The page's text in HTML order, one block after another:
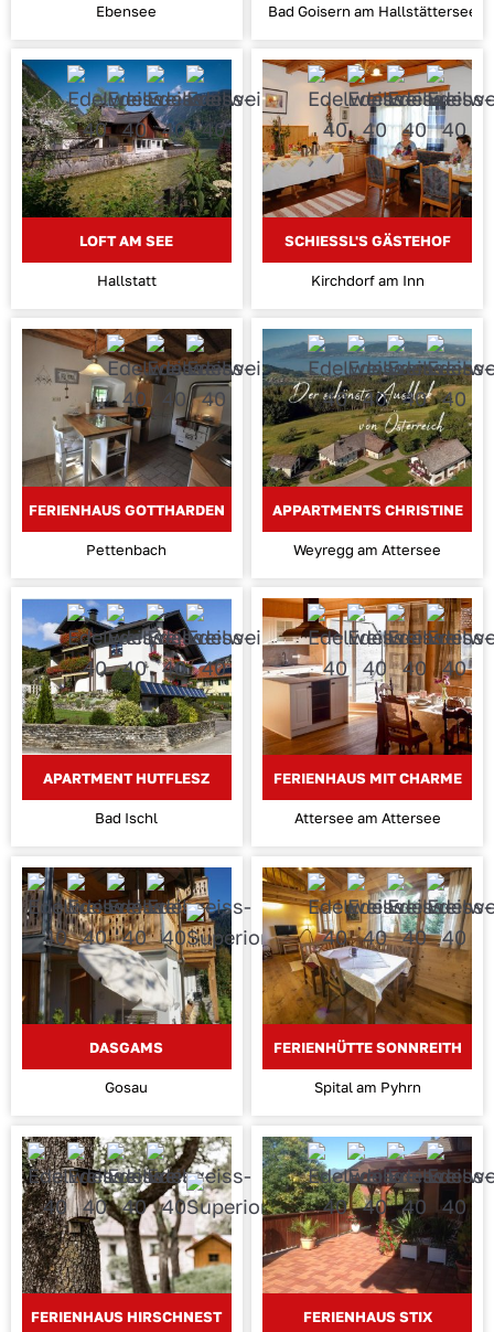
Ebensee Bad Goisern am Hallstättersee
LOFT AM SEE
Hallstatt
SCHIESSL'S GÄSTEHOF
Kirchdorf am Inn
FERIENHAUS GOTTHARDEN
Pettenbach
APPARTMENTS CHRISTINE
Weyregg am Attersee
APARTMENT HUTFLESZ
Bad Ischl
FERIENHAUS MIT CHARME
Attersee am Attersee
DASGAMS
Gosau
FERIENHÜTTE SONNREITH
Spital am Pyhrn
FERIENHAUS HIRSCHNEST FERIENHAUS STIX